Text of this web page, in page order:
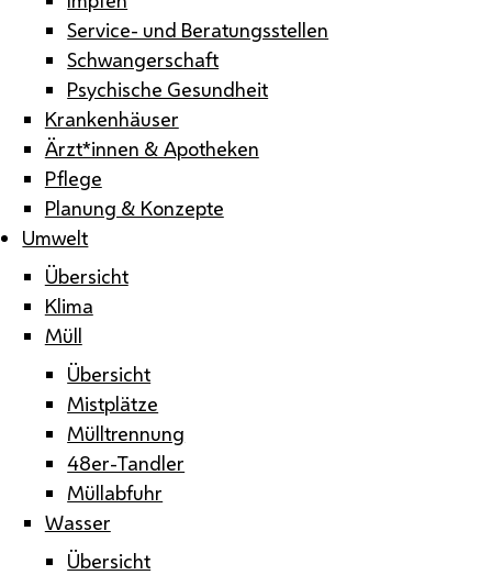
Service- und Beratungsstellen
Schwangerschaft
Psychische Gesundheit
Krankenhäuser
Ärzt*innen & Apotheken
Pflege
Planung & Konzepte
Umwelt
Übersicht
Klima
Müll
Übersicht
Mistplätze
Mülltrennung
48er-Tandler
Müllabfuhr
Wasser
Übersicht